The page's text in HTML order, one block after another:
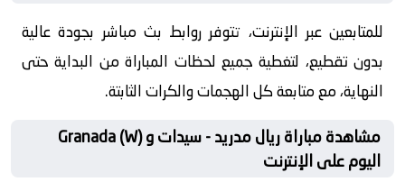
للمتابعين عبر الإنترنت، تتوفر روابط بث مباشر بجودة عالية
بدون تقطيع، لتغطية جميع لحظات المباراة من البداية حتى
النهاية، مع متابعة كل الهجمات والكرات الثابتة.
مشاهدة مباراة ريال مدريد - سيدات و Granada (W)
اليوم على الإنترنت